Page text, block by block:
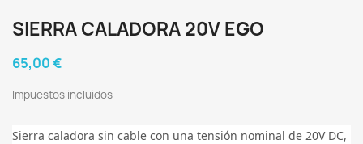
SIERRA CALADORA 20V EGO
65,00 €
Impuestos incluidos
Sierra caladora sin cable con una tensión nominal de 20V DC,